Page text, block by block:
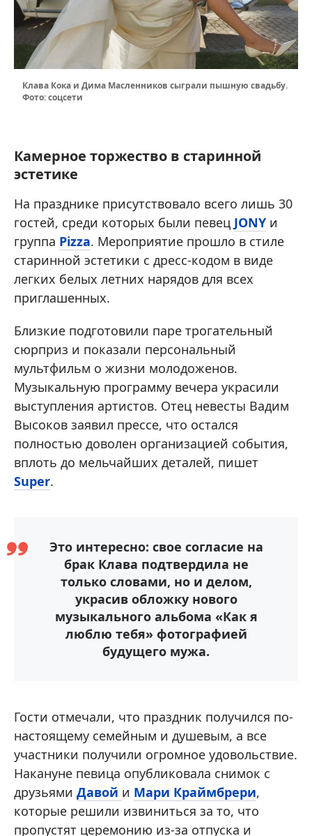
Клава Кока и Дима Масленников сыграли пышную свадьбу.
Фото: соцсети
Камерное торжество в старинной
эстетике
На празднике присутствовало всего лишь 30
гостей, среди которых были певец JONY и
группа Pizza. Мероприятие прошло в стиле
старинной эстетики с дресс-кодом в виде
легких белых летних нарядов для всех
приглашенных.
Близкие подготовили паре трогательный
сюрприз и показали персональный
мультфильм о жизни молодоженов.
Музыкальную программу вечера украсили
выступления артистов. Отец невесты Вадим
Высоков заявил прессе, что остался
полностью доволен организацией события,
вплоть до мельчайших деталей, пишет
Super.
Это интересно: свое согласие на
брак Клава подтвердила не
только словами, но и делом,
украсив обложку нового
музыкального альбома «Как я
люблю тебя» фотографией
будущего мужа.
Гости отмечали, что праздник получился по-
настоящему семейным и душевым, а все
участники получили огромное удовольствие.
Накануне певица опубликовала снимок с
друзьями Давой и Мари Краймбрери,
которые решили извиниться за то, что
пропустят церемонию из-за отпуска и